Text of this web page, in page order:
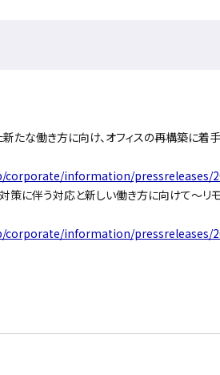
たな働き方に向け、オフィスの再構築に着
corporate/information/pressreleases/
策に伴う対応と新しい働き方に向けて〜リ
corporate/information/pressreleases/